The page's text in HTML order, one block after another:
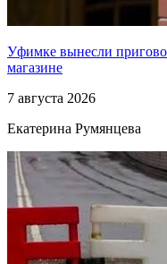
Уфимке вынесли
магазине
7 августа 2026
Екатерина Румянцева